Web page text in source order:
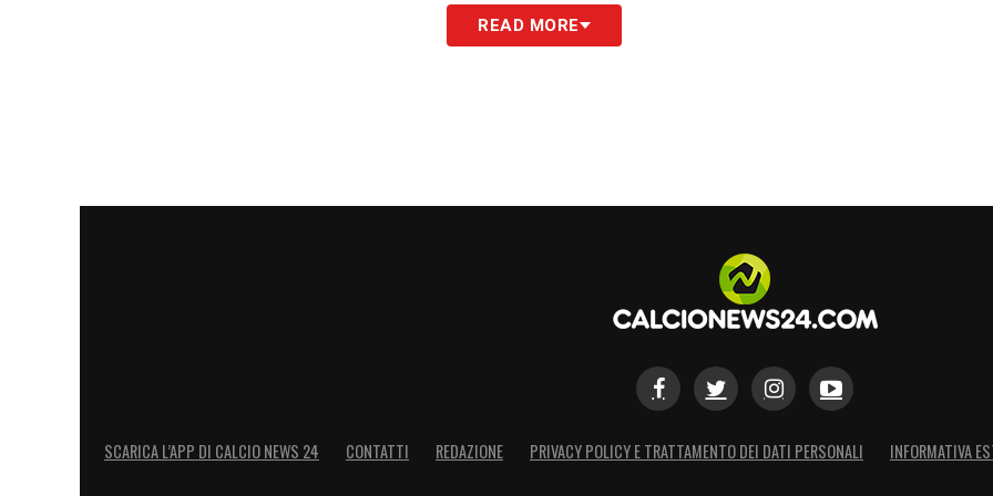
era continuare la mia carriera in Italia. Sono all’Inter
READ MORE
SCARICA L’APP DI CALCIO NEWS 24 CONTATTI REDAZIONE PRIVACY POLICY E TRATTAMENTO DEI DATI PERSONALI INFORMATIVA